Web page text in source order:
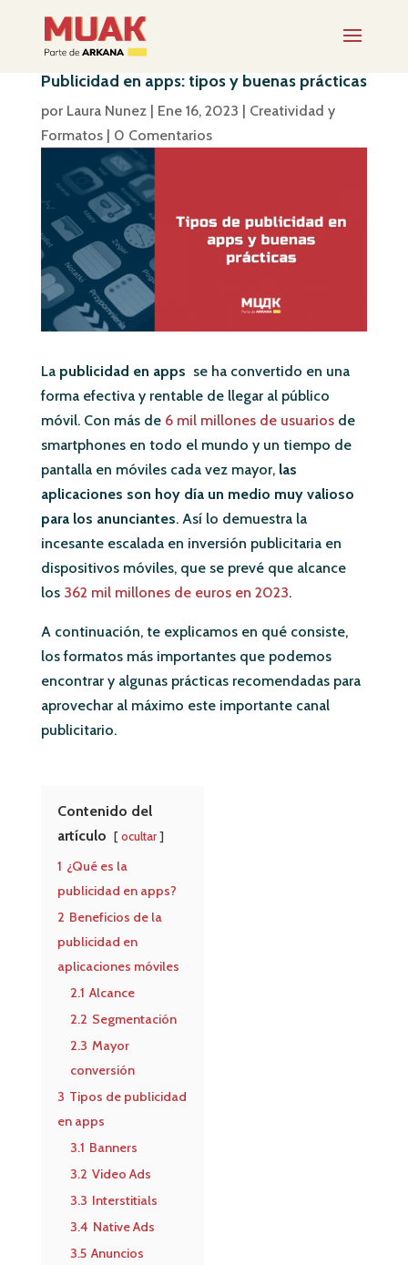
Publicidad en apps: tipos y buenas prácticas
por Laura Nunez| Ene 16, 2023 | Creatividad y
Formatos| 0 Comentarios
La publicidad en apps se ha convertido en una
forma efectiva y rentable de llegar al público
móvil. Con más de 6 mil millones de usuariosde
smartphones en todo el mundo y un tiempo de
pantalla en móviles cada vez mayor, las
aplicaciones son hoy día un medio muy valioso
para los anunciantes. Así lo demuestra la
incesante escalada en inversión publicitaria en
dispositivos móviles, que se prevé que alcance
los 362 mil millones de euros en 2023.
A continuación, te explicamos en qué consiste,
los formatos más importantes que podemos
encontrar y algunas prácticas recomendadas para
aprovechar al máximo este importante canal
publicitario.
Contenido del
artículo
ocultar
1 ¿Qué es la
publicidad en apps?
2 Beneficios de la
publicidad en
aplicaciones móviles
2.1 Alcance
2.2 Segmentación
2.3 Mayor
conversión
3 Tipos de publicidad
en apps
3.1 Banners
3.2 Video Ads
3.3 Interstitials
3.4 Native Ads
3.5 Anuncios